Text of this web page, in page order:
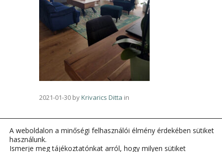
2021-01-30 byKrivarics Ditta in
A weboldalon a minőségi felhasználói élmény érdekében sütiket
használunk.
Ismerje meg tájékoztatónkat arról, hogy milyen sütiket